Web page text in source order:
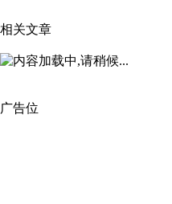
相关文章
广告位